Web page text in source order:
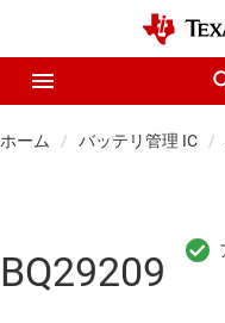
ホーム バッテリ管理 IC
BQ29209